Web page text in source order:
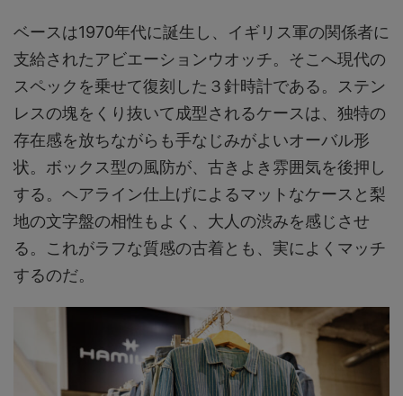
ベースは1970年代に誕生し、イギリス軍の関係者に
支給されたアビエーションウオッチ。そこへ現代の
スペックを乗せて復刻した３針時計である。ステン
レスの塊をくり抜いて成型されるケースは、独特の
存在感を放ちながらも手なじみがよいオーバル形
状。ボックス型の風防が、古きよき雰囲気を後押し
する。ヘアライン仕上げによるマットなケースと梨
地の文字盤の相性もよく、大人の渋みを感じさせ
る。これがラフな質感の古着とも、実によくマッチ
するのだ。